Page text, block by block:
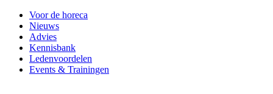
Voor de horeca
Nieuws
Advies
Kennisbank
Ledenvoordelen
Events & Trainingen